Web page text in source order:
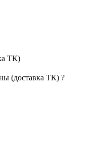
ТК)
(доставка ТК) ?